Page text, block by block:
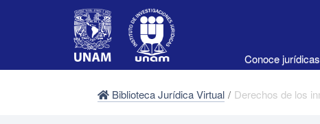
Conoce jurídicas
Biblioteca Jurídica Virtual /